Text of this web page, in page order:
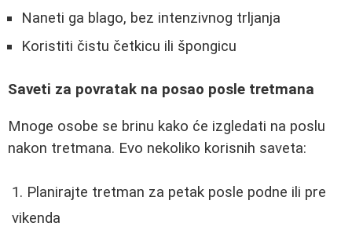
Naneti ga blago, bez intenzivnog trljanja
Koristiti čistu četkicu ili špongicu
Saveti za povratak na posao posle tretmana
Mnoge osobe se brinu kako će izgledati na poslu
nakon tretmana. Evo nekoliko korisnih saveta:
Planirajte tretman za petak posle podne ili pre
vikenda